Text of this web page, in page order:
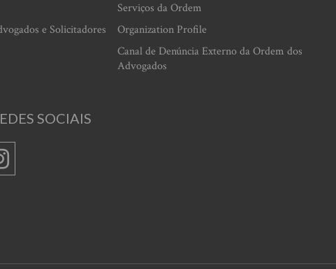
e Solicitadores
Serviços da Ordem
Organization Profile
Canal de Denúncia Externo da Ordem dos
Advogados
SOCIAIS